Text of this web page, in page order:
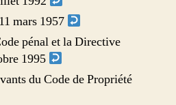
mars 1957
pénal et la Directive
1995
du Code de Propriété